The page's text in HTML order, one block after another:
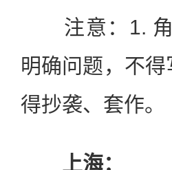
注意：1. 角
明确问题，不
得抄袭、套作。
上海：